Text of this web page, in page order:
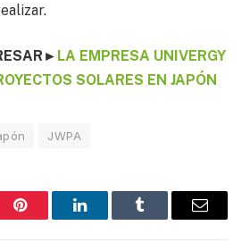
► LA EMPRESA UNIVERGY
SOLARES EN JAPÓN
JWPA
Pinterest LinkedInTumblr Email